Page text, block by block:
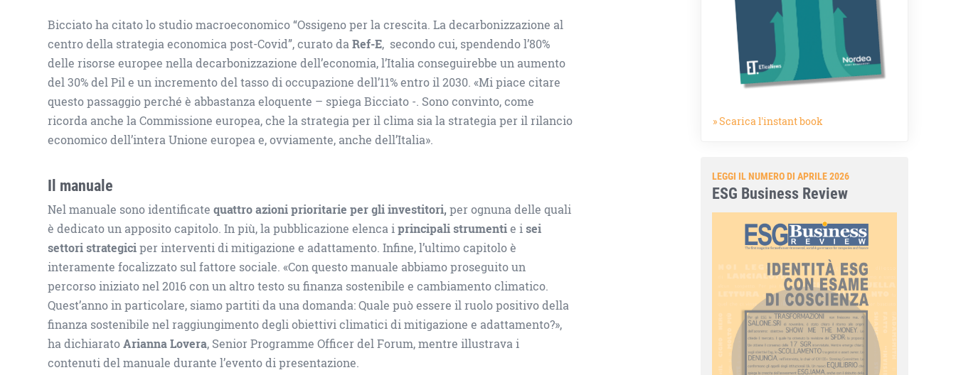
Bicciato ha citato lo studio macroeconomico “Ossigeno per la crescita. La decarbonizzazione al
centro della strategia economica post-Covid”, curato daRef-E, secondo cui, spendendo l’80%
delle risorse europee nella decarbonizzazione dell’economia, l’Italia conseguirebbe un aumento
del 30% del Pil e un incremento del tasso di occupazione dell’11% entro il 2030. «Mi piace citare
questo passaggio perché è abbastanza eloquente – spiega Bicciato -. Sono convinto, come
ricorda anche la Commissione europea, che la strategia per il clima sia la strategia per il rilancio
economico dell’intera Unione europea e, ovviamente, anche dell’Italia».
Il manuale
Nel manuale sono identificatequattro azioni prioritarie per gli investitori, per ognuna delle quali
è dedicato un apposito capitolo. In più, la pubblicazione elenca iprincipali strumentie isei
settori strategiciper interventi di mitigazione e adattamento. Infine, l’ultimo capitolo è
interamente focalizzato sul fattore sociale. «Con questo manuale abbiamo proseguito un
percorso iniziato nel 2016 con un altro testo su finanza sostenibile e cambiamento climatico.
Quest’anno in particolare, siamo partiti da una domanda: Quale può essere il ruolo positivo della
finanza sostenibile nel raggiungimento degli obiettivi climatici di mitigazione e adattamento?»,
ha dichiaratoArianna Lovera, Senior Programme Officer del Forum, mentre illustrava i
contenuti del manuale durante l’evento di presentazione.
» Scarica l'instant book
LEGGI IL NUMERO DI APRILE 2026
ESG Business Review